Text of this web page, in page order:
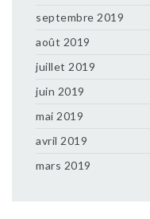
septembre 2019
août 2019
juillet 2019
juin 2019
mai 2019
avril 2019
mars 2019